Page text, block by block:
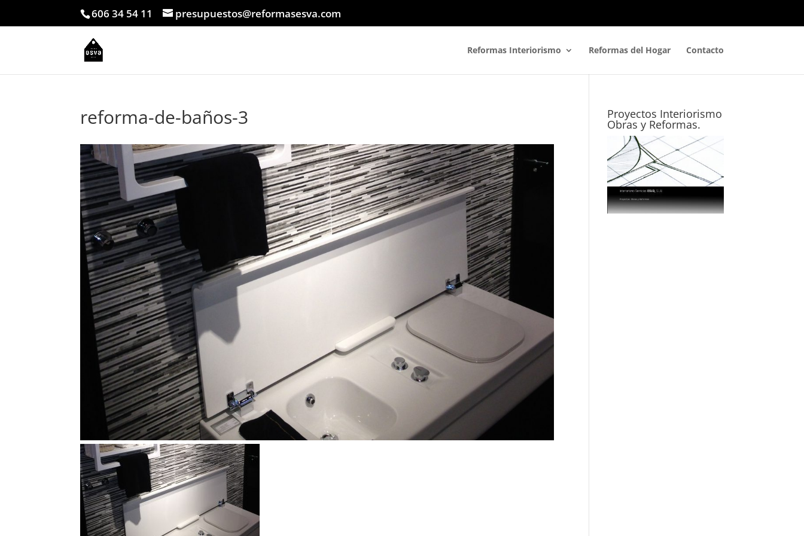
606 34 54 11 presupuestos@reformasesva.com
Reformas Interiorismo Reformas del Hogar Contacto
reforma-de-baños-3 Proyectos Interiorismo
Obras y Reformas.